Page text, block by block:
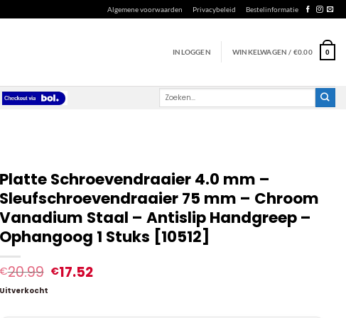
Algemene voorwaarden Privacybeleid Bestelinformatie
INLOGGEN WINKELWAGEN / €0.00 0
Zoeken
Platte Schroevendraaier 4.0 mm –
Sleufschroevendraaier 75 mm – Chroom
Vanadium Staal – Antislip Handgreep –
Ophangoog 1 Stuks [10512]
€20.99 €17.52
Uitverkocht